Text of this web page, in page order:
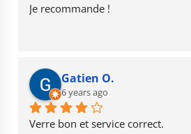
Je recommande !
Gatien O.
6 years ago
Verre bon et service correct.